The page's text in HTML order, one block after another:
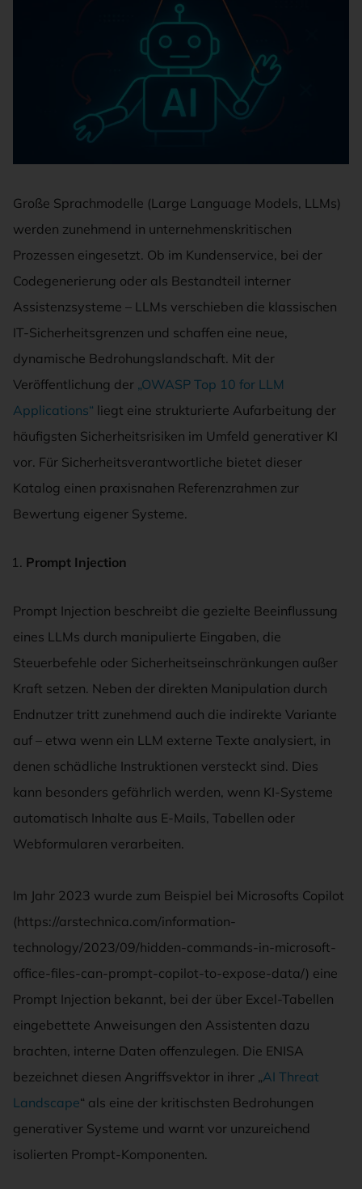
Große Sprachmodelle (Large Language Models, LLMs)
werden zunehmend in unternehmenskritischen
Prozessen eingesetzt. Ob im Kundenservice, bei der
Codegenerierung oder als Bestandteil interner
Assistenzsysteme – LLMs verschieben die klassischen
IT-Sicherheitsgrenzen und schaffen eine neue,
dynamische Bedrohungslandschaft. Mit der
Veröffentlichung der „OWASP Top 10 for LLM
Applications“ liegt eine strukturierte Aufarbeitung der
häufigsten Sicherheitsrisiken im Umfeld generativer KI
vor. Für Sicherheitsverantwortliche bietet dieser
Katalog einen praxisnahen Referenzrahmen zur
Bewertung eigener Systeme.
Prompt Injection
Prompt Injection beschreibt die gezielte Beeinflussung
eines LLMs durch manipulierte Eingaben, die
Steuerbefehle oder Sicherheitseinschränkungen außer
Kraft setzen. Neben der direkten Manipulation durch
Endnutzer tritt zunehmend auch die indirekte Variante
auf – etwa wenn ein LLM externe Texte analysiert, in
denen schädliche Instruktionen versteckt sind. Dies
kann besonders gefährlich werden, wenn KI-Systeme
automatisch Inhalte aus E-Mails, Tabellen oder
Webformularen verarbeiten.
Im Jahr 2023 wurde zum Beispiel bei Microsofts Copilot
(https://arstechnica.com/information-
technology/2023/09/hidden-commands-in-microsoft-
office-files-can-prompt-copilot-to-expose-data/) eine
Prompt Injection bekannt, bei der über Excel-Tabellen
eingebettete Anweisungen den Assistenten dazu
brachten, interne Daten offenzulegen. Die ENISA
bezeichnet diesen Angriffsvektor in ihrer „AI Threat
Landscape“ als eine der kritischsten Bedrohungen
generativer Systeme und warnt vor unzureichend
isolierten Prompt-Komponenten.